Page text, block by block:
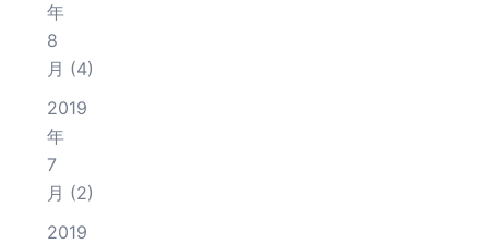
年
8
月 (4)
2019
年
7
月 (2)
2019